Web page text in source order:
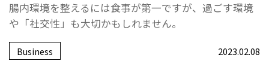
腸内環境を整えるには食事が第一ですが、過ごす環境
や「社交性」も大切かもしれません。
Business 2023.02.08